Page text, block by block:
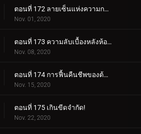
ตอนที่ 172 ลายเซ็นแห่งความกลัว
Nov. 01, 2020
ตอนที่ 173 ความลับเบื้องหลังห้องใต้ดิน
Nov. 08, 2020
ตอนที่ 174 การฟื้นคืนชีพของต้นไม้ศักดิ์สิทธิ์
Nov. 15, 2020
ตอนที่ 175 เกินขีดจำกัด!
Nov. 22, 2020